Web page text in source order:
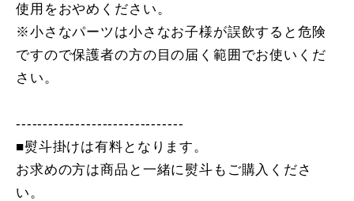
使用をおやめください。
※小さなパーツは小さなお子様が誤飲すると危険
ですので保護者の方の目の届く範囲でお使いくだ
さい。
-------------------------------
■熨斗掛けは有料となります。
お求めの方は商品と一緒に熨斗もご購入くださ
い。